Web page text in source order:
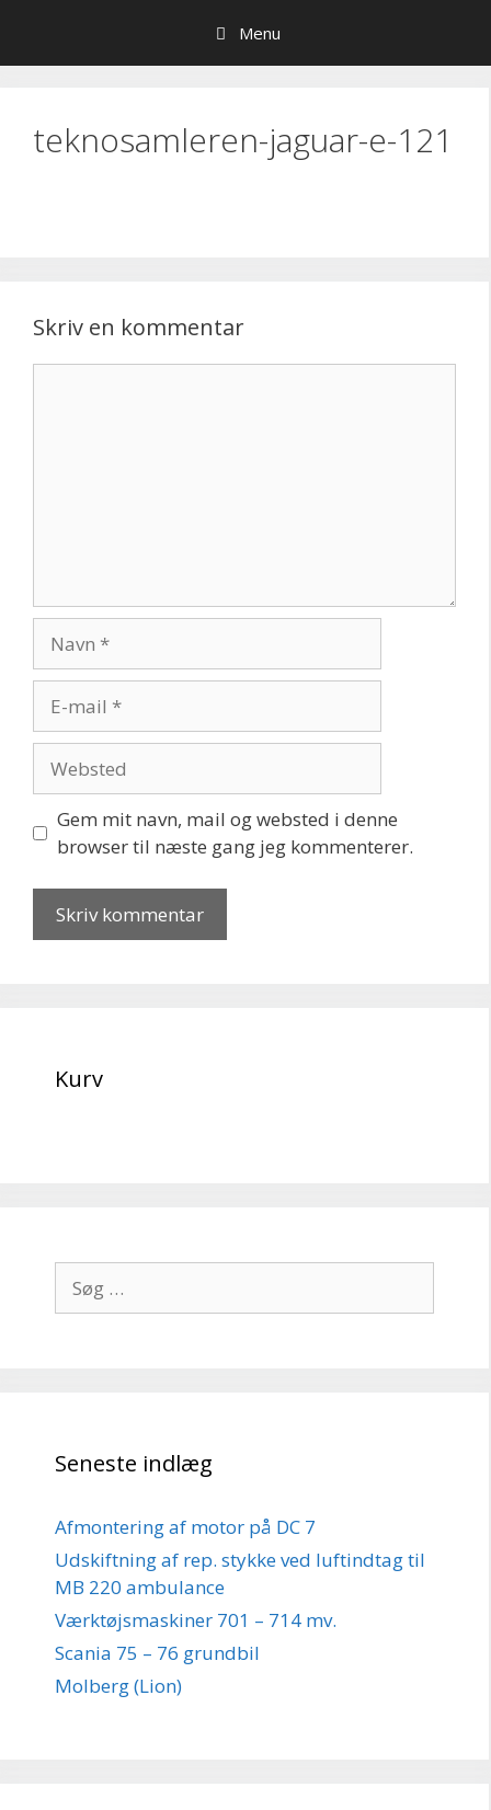
indhold
Menu
teknosamleren-jaguar-e-121
Skriv en kommentar
mail
Gem mit navn, mail og websted i denne
browser til næste gang jeg kommenterer.
Kurv
efter:
Seneste indlæg
Afmontering af motor på DC 7
Udskiftning af rep. stykke ved luftindtag til
MB 220 ambulance
Værktøjsmaskiner 701 – 714 mv.
Scania 75 – 76 grundbil
Molberg (Lion)